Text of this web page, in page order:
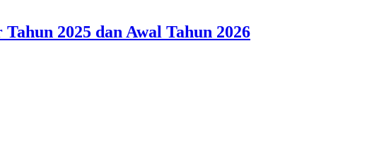
2025 dan Awal Tahun 2026